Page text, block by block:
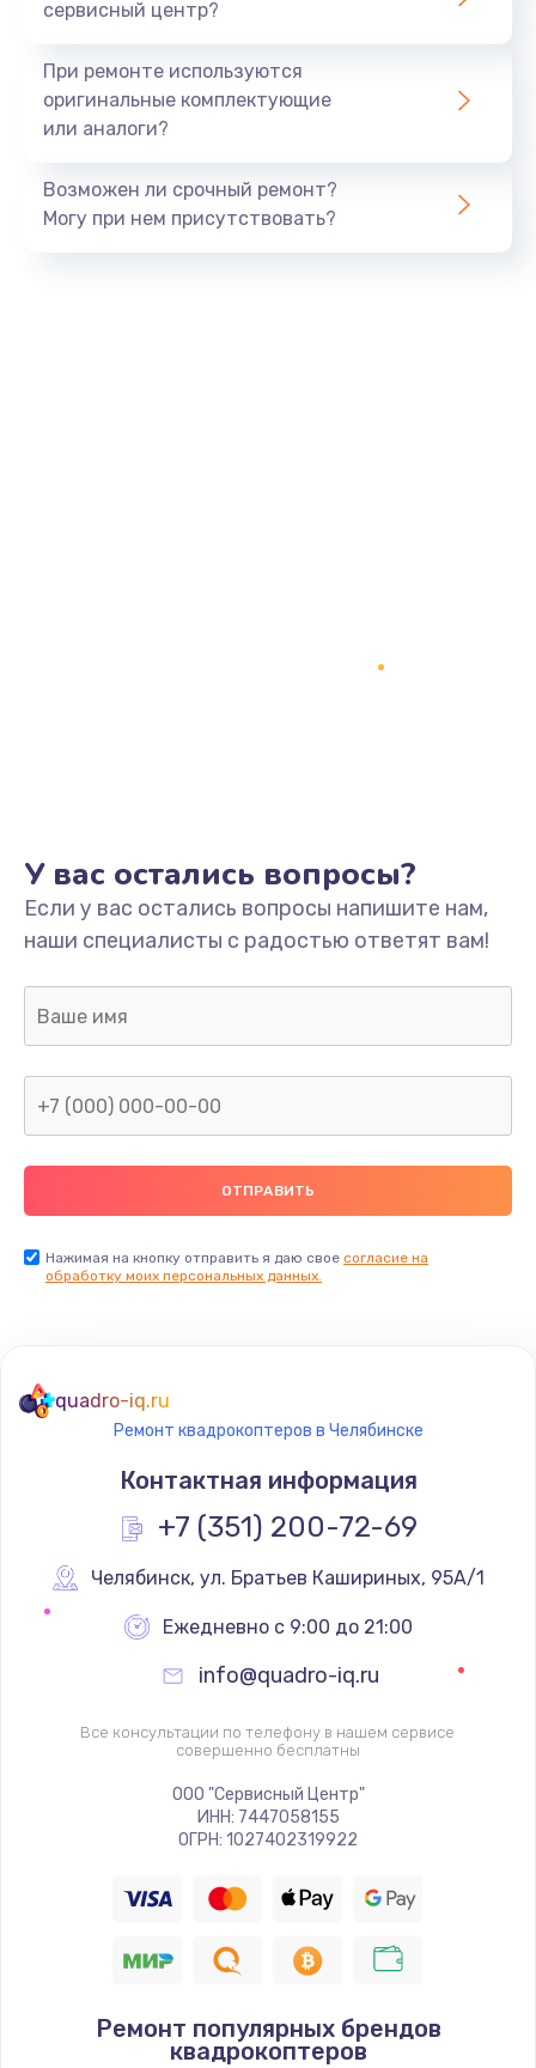
сервисный центр?
При ремонте используются
оригинальные комплектующие
или аналоги?
Возможен ли срочный ремонт?
Могу при нем присутствовать?
У вас остались вопросы?
Если у вас остались вопросы напишите нам,
наши специалисты с радостью ответят вам!
Нажимая на кнопку отправить я даю свое согласие на
обработку моих персональных данных.
quadro-iq.ru
Ремонт квадрокоптеров в Челябинске
Контактная информация
+7 (351) 200-72-69
Челябинск, ул. Братьев Кашириных, 95А/1
Ежедневно с 9:00 до 21:00
info@quadro-iq.ru
Все консультации по телефону в нашем сервисе
совершенно бесплатны
ООО "Сервисный Центр"
ИНН: 7447058155
ОГРН: 1027402319922
Ремонт популярных брендов
квадрокоптеров